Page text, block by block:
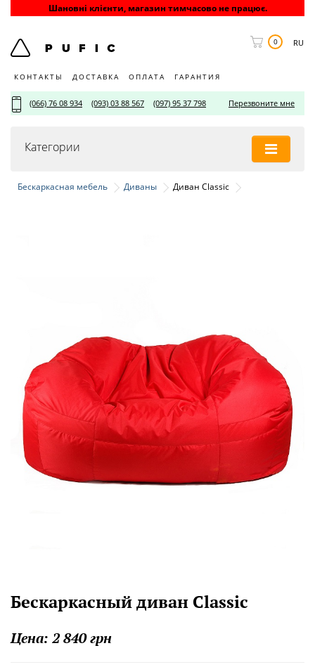
Шановні клієнти, магазин тимчасово не працює.
RU
0
КОНТАКТЫ ДОСТАВКА ОПЛАТА ГАРАНТИЯ
(066) 76 08 934 (093) 03 88 567 (097) 95 37 798 Перезвоните мне
Категории
Бескаркасная мебель Диваны Диван Classic
Бескаркасный диван Classic
Цена: 2 840 грн